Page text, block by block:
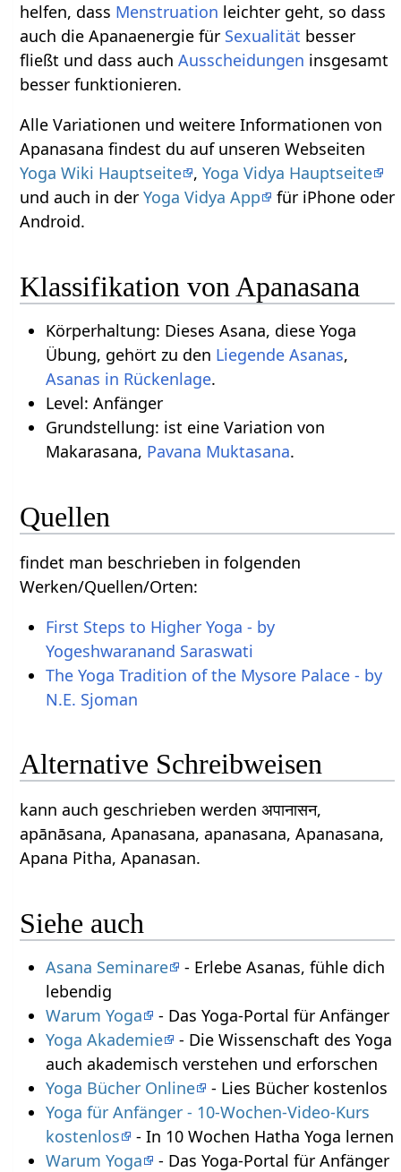
helfen, dass Menstruation leichter geht, so dass
auch die Apanaenergie für Sexualität besser
fließt und dass auchAusscheidungen insgesamt
besser funktionieren.
Alle Variationen und weitere Informationen von
Apanasana findest du auf unseren Webseiten
Yoga Wiki Hauptseite ,Yoga Vidya Hauptseite
und auch in derYoga Vidya App
für iPhone oder
Android.
Klassifikation von Apanasana
Körperhaltung: Dieses Asana, diese Yoga
Übung, gehört zu den Liegende Asanas,
Asanas in Rückenlage.
Level: Anfänger
Grundstellung: ist eine Variation von
Makarasana, Pavana Muktasana.
Quellen
findet man beschrieben in folgenden
Werken/Quellen/Orten:
First Steps to Higher Yoga - by
Yogeshwaranand Saraswati
The Yoga Tradition of the Mysore Palace - by
N.E. Sjoman
Alternative Schreibweisen
kann auch geschrieben werden अपानासन,
apānāsana, Apanasana, apanasana, Apanasana,
Apana Pitha, Apanasan.
Siehe auch
Asana Seminare
- Erlebe Asanas, fühle dich
lebendig
Warum Yoga
- Das Yoga-Portal für Anfänger
Yoga Akademie
- Die Wissenschaft des Yoga
auch akademisch verstehen und erforschen
Yoga Bücher Online
- Lies Bücher kostenlos
Yoga für Anfänger - 10-Wochen-Video-Kurs
kostenlos
- In 10 Wochen Hatha Yoga lernen
Warum Yoga
- Das Yoga-Portal für Anfänger